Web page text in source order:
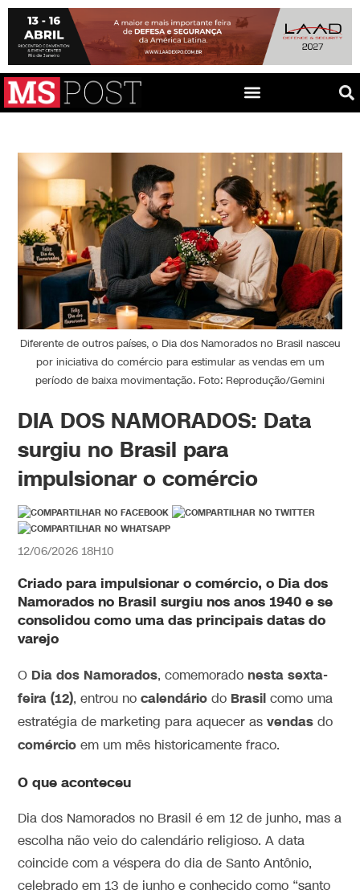
Diferente de outros países, o Dia dos Namorados no Brasil nasceu
por iniciativa do comércio para estimular as vendas em um
período de baixa movimentação. Foto: Reprodução/Gemini
DIA DOS NAMORADOS: Data
surgiu no Brasil para
impulsionar o comércio
12/06/2026 18H10
Criado para impulsionar o comércio, o Dia dos
Namorados no Brasil surgiu nos anos 1940 e se
consolidou como uma das principais datas do
varejo
O Dia dos Namorados, comemoradonesta sexta-
feira (12), entrou nocalendário do Brasil como uma
estratégia de marketing para aquecer asvendas do
comércio em um mês historicamente fraco.
O que aconteceu
Dia dos Namorados no Brasil é em 12 de junho, mas a
escolha não veio do calendário religioso. A data
coincide com a véspera do dia de Santo Antônio,
celebrado em 13 de junho e conhecido como “santo